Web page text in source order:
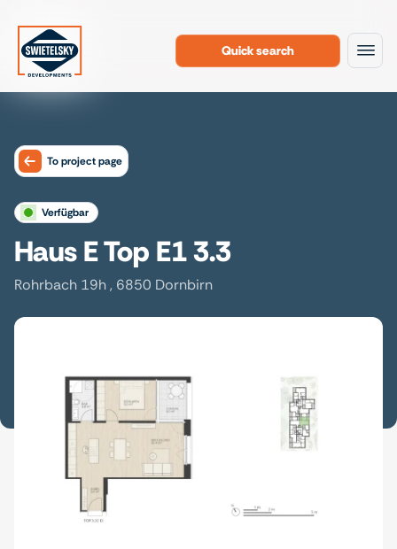
To the content Quick search
To project page
verfügbar
Haus E Top E1 3.3
Rohrbach 19h , 6850 Dornbirn